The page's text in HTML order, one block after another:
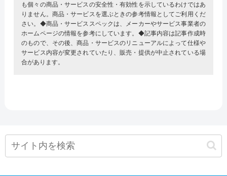
も個々の商品・サービスの安全性・有効性を示しているわけではあ
りません。商品・サービスを選ぶときの参考情報としてご利用くだ
さい。◆商品・サービススペックは、メーカーやサービス事業者の
ホームページの情報を参考にしています。◆記事内容は記事作成時
のもので、その後、商品・サービスのリニューアルによって仕様や
サービス内容が変更されていたり、販売・提供が中止されている場
合があります。